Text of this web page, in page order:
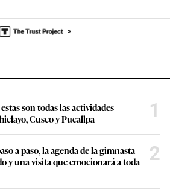
son todas las actividades
Cusco y Pucallpa
1
a paso, la agenda de la gimnasta
y una visita que emocionará a toda
2